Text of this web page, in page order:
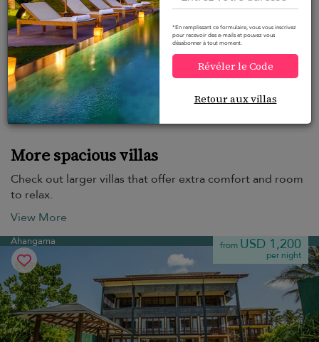
Voulez-vous plus d'options ?
Nous avons trouvé plusieurs alternatives qui
pourraient vous intéresser.
More spacious villas
Check out larger villas that offer extra comfort and room
to relax.
View More
Ahangama from USD 1,200
per night
*En remplissant ce formulaire, vous vous inscrivez
pour recevoir des e-mails et pouvez vous
désabonner à tout moment.
Révéler le Code
Retour aux villas